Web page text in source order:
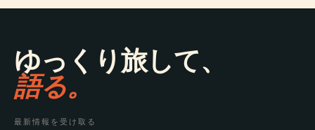
ゆっくり旅して、
語る。
最新情報を受け取る